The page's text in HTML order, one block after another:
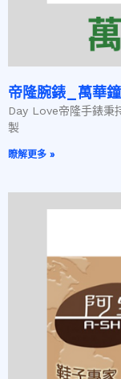
帝隆腕錶_萬華
Day Love帝隆手錶秉
製
瞭解更多 »